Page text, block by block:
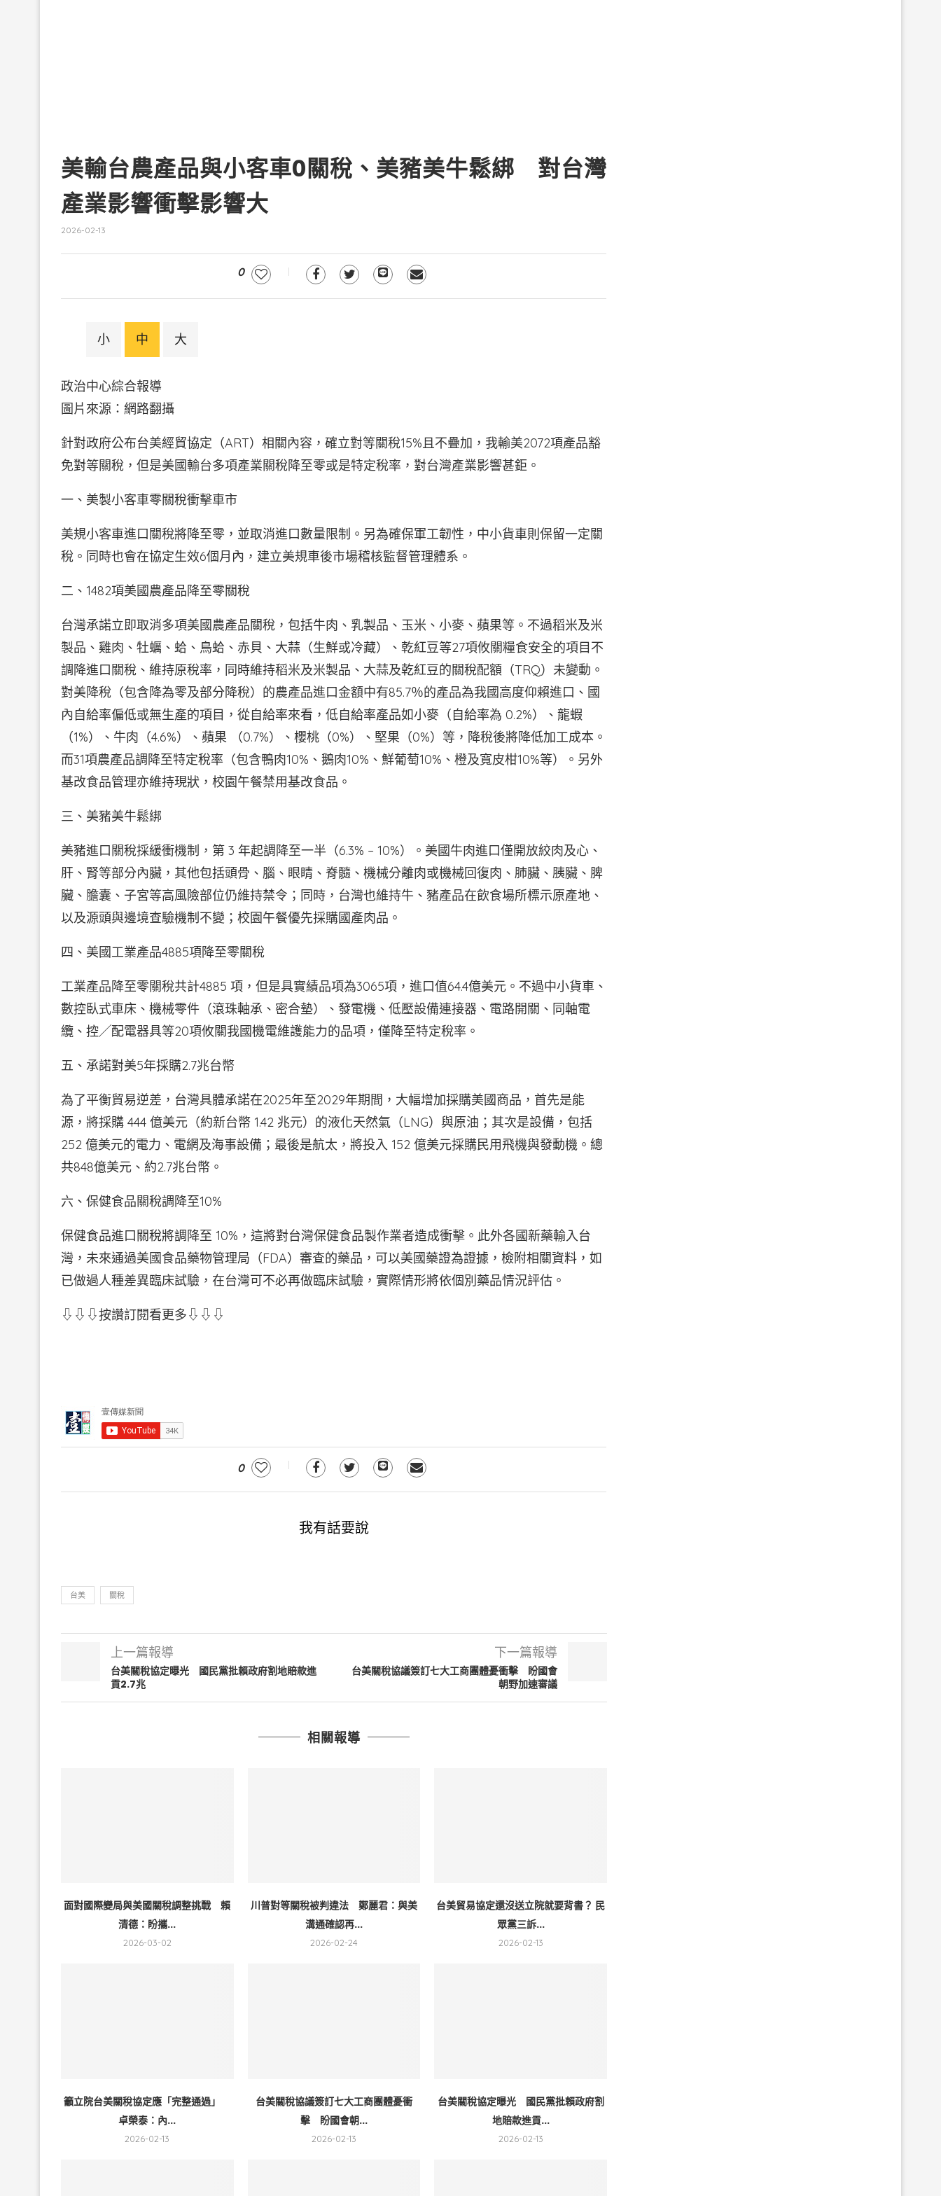
美輸台農產品與小客車0關稅、美豬美牛鬆綁 對台灣
產業影響衝擊影響大
2026-02-13
0
小 中 大
政治中心綜合報導
圖片來源：網路翻攝
針對政府公布台美經貿協定（ART）相關內容，確立對等關稅15%且不疊加，我輸美2072項產品豁
免對等關稅，但是美國輸台多項產業關稅降至零或是特定稅率，對台灣產業影響甚鉅。
一、美製小客車零關稅衝擊車市
美規小客車進口關稅將降至零，並取消進口數量限制。另為確保軍工韌性，中小貨車則保留一定關
稅。同時也會在協定生效6個月內，建立美規車後市場稽核監督管理體系。
二、1482項美國農產品降至零關稅
台灣承諾立即取消多項美國農產品關稅，包括牛肉、乳製品、玉米、小麥、蘋果等。不過稻米及米
製品、雞肉、牡蠣、蛤、鳥蛤、赤貝、大蒜（生鮮或冷藏）、乾紅豆等27項攸關糧食安全的項目不
調降進口關稅、維持原稅率，同時維持稻米及米製品、大蒜及乾紅豆的關稅配額（TRQ）未變動。
對美降稅（包含降為零及部分降稅）的農產品進口金額中有85.7％的產品為我國高度仰賴進口、國
內自給率偏低或無生產的項目，從自給率來看，低自給率產品如小麥（自給率為 0.2%）、龍蝦
（1%）、牛肉（4.6%）、蘋果 （0.7%）、櫻桃（0%）、堅果（0%）等，降稅後將降低加工成本。
而31項農產品調降至特定稅率（包含鴨肉10%、鵝肉10%、鮮葡萄10%、橙及寬皮柑10%等）。另外
基改食品管理亦維持現狀，校園午餐禁用基改食品。
三、美豬美牛鬆綁
美豬進口關稅採緩衝機制，第 3 年起調降至一半（6.3% – 10%）。美國牛肉進口僅開放絞肉及心、
肝、腎等部分內臟，其他包括頭骨、腦、眼睛、脊髓、機械分離肉或機械回復肉、肺臟、胰臟、脾
臟、膽囊、子宮等高風險部位仍維持禁令；同時，台灣也維持牛、豬產品在飲食場所標示原產地、
以及源頭與邊境查驗機制不變；校園午餐優先採購國產肉品。
四、美國工業產品4885項降至零關稅
工業產品降至零關稅共計4885 項，但是具實績品項為3065項，進口值64.4億美元。不過中小貨車、
數控臥式車床、機械零件（滾珠軸承、密合墊）、發電機、低壓設備連接器、電路開關、同軸電
纜、控╱配電器具等20項攸關我國機電維護能力的品項，僅降至特定稅率。
五、承諾對美5年採購2.7兆台幣
為了平衡貿易逆差，台灣具體承諾在2025年至2029年期間，大幅增加採購美國商品，首先是能
源，將採購 444 億美元（約新台幣 1.42 兆元）的液化天然氣（LNG）與原油；其次是設備，包括
252 億美元的電力、電網及海事設備；最後是航太，將投入 152 億美元採購民用飛機與發動機。總
共848億美元、約2.7兆台幣。
六、保健食品關稅調降至10%
保健食品進口關稅將調降至 10%，這將對台灣保健食品製作業者造成衝擊。此外各國新藥輸入台
灣，未來通過美國食品藥物管理局（FDA）審查的藥品，可以美國藥證為證據，檢附相關資料，如
已做過人種差異臨床試驗，在台灣可不必再做臨床試驗，實際情形將依個別藥品情況評估。
⇩⇩⇩按讚訂閱看更多⇩⇩⇩
0
我有話要說
台美 關稅
上一篇報導
台美關稅協定曝光 國民黨批賴政府割地賠款進
貢2.7兆
下一篇報導
台美關稅協議簽訂七大工商團體憂衝擊 盼國會
朝野加速審議
相關報導
面對國際變局與美國關稅調整挑戰 賴
清德：盼攜...
2026-03-02
川普對等關稅被判違法 鄭麗君：與美
溝通確認再...
2026-02-24
台美貿易協定還沒送立院就要背書？ 民
眾黨三訴...
2026-02-13
籲立院台美關稅協定應「完整通過」
卓榮泰：內...
2026-02-13
台美關稅協議簽訂七大工商團體憂衝
擊 盼國會朝...
2026-02-13
台美關稅協定曝光 國民黨批賴政府割
地賠款進貢...
2026-02-13